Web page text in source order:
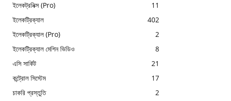
ইলেকট্রনিক্স (Pro)
11
ইলেকট্রিক্যাল
402
ইলেকট্রিক্যাল (Pro)
2
ইলেকট্রিক্যাল মেশিন ভিডিও
8
এসি সার্কিট
21
কন্ট্রোল সিস্টেম
17
চাকরি প্রস্তুতি
2